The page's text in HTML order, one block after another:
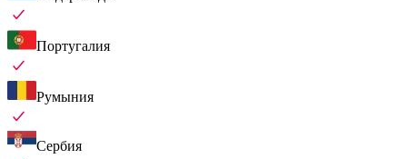
Португалия
Румыния
Сербия